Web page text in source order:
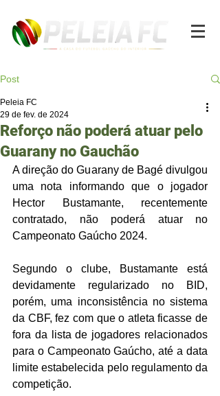
Post
Reforço não poderá atuar pelo
Guarany no Gauchão
Peleia FC
29 de fev. de 2024
A direção do Guarany de Bagé divulgou
uma nota informando que o jogador
Hector Bustamante, recentemente
contratado, não poderá atuar no
Campeonato Gaúcho 2024.
Segundo o clube, Bustamante está
devidamente regularizado no BID,
porém, uma inconsistência no sistema
da CBF, fez com que o atleta ficasse de
fora da lista de jogadores relacionados
para o Campeonato Gaúcho, até a data
limite estabelecida pelo regulamento da
competição.